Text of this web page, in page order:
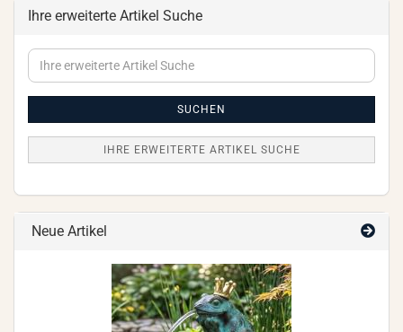
Ihre erweiterte Artikel Suche
Ihre
erweiterte
SUCHEN
IHRE ERWEITERTE ARTIKEL SUCHE
Neue Artikel